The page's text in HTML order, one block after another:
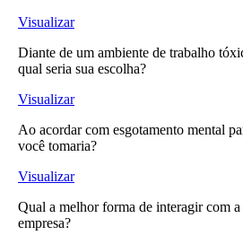
Visualizar
Diante de um ambiente de trabalho
qual seria sua escolha?
Visualizar
Ao acordar com esgotamento mental
você tomaria?
Visualizar
Qual a melhor forma de interagir com
empresa?